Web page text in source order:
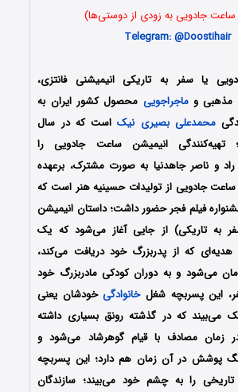
ساعت جادویی به زودی از دوستی‌ها)
Telegram: @Doostihair
یا سفر به تاریکی انیمیشنی فانتزی،
مذهبی وماجراجویی محصول کشور ایران به
محمدعلی بصیری نیکاست که در سال
شد؛ تهیه‌کنندگی انیمیشن ساعت جادویی را
و ناصر جاهدنیا به صورت مشترک، برعهده
ساعت جادویی از تولیدات حسینیه هنر است که
فیلم فجر حضور داشت؛ داستان انیمیشن
به تاریکی) از جایی آغاز می‌شود که یک
که از پدربزرگ خود دریافت می‌کند،
می‌شود و به دوران کودکی مادربزرگ خود
این پسربچه شغلخانوادگیخودشان یعنی
می‌بیند که در گذشته رونق بسیاری داشته
زمان مصادف با قیام گوهرشاد می‌شود و
پوشش در آن زمان هم دارد؛ این پسربچه‌
را به چشم خود می‌بیند؛ سازندگان